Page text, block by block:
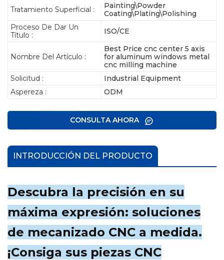
Tratamiento Superficial :
Painting\Powder
Coating\Plating\Polishing
Proceso De Dar Un
Título :
ISO/CE
Nombre Del Artículo :
Best Price cnc center 5 axis
for aluminum windows metal
cnc milling machine
Solicitud :
Industrial Equipment
Aspereza :
ODM
CONSULTA AHORA
INTRODUCCIÓN DEL PRODUCTO
Descubra la precisión en su
máxima expresión: soluciones
de mecanizado CNC a medida.
¡Consiga sus piezas CNC